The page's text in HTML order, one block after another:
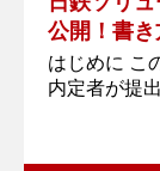
公開！書
はじめに こ
内定者が提